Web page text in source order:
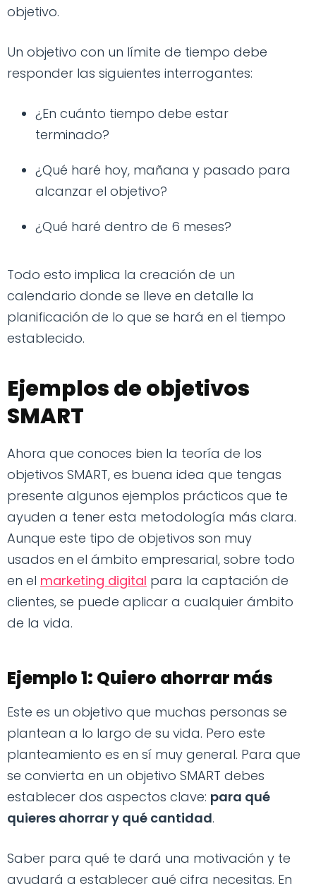
objetivo.
Un objetivo con un límite de tiempo debe
responder las siguientes interrogantes:
¿En cuánto tiempo debe estar
terminado?
¿Qué haré hoy, mañana y pasado para
alcanzar el objetivo?
¿Qué haré dentro de 6 meses?
Todo esto implica la creación de un
calendario donde se lleve en detalle la
planificación de lo que se hará en el tiempo
establecido.
Ejemplos de objetivos
SMART
Ahora que conoces bien la teoría de los
objetivos SMART, es buena idea que tengas
presente algunos ejemplos prácticos que te
ayuden a tener esta metodología más clara.
Aunque este tipo de objetivos son muy
usados en el ámbito empresarial, sobre todo
en el marketing digital para la captación de
clientes, se puede aplicar a cualquier ámbito
de la vida.
Ejemplo 1: Quiero ahorrar más
Este es un objetivo que muchas personas se
plantean a lo largo de su vida. Pero este
planteamiento es en sí muy general. Para que
se convierta en un objetivo SMART debes
establecer dos aspectos clave: para qué
quieres ahorrar y qué cantidad.
Saber para qué te dará una motivación y te
ayudará a establecer qué cifra necesitas. En